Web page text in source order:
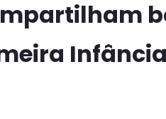
Infância